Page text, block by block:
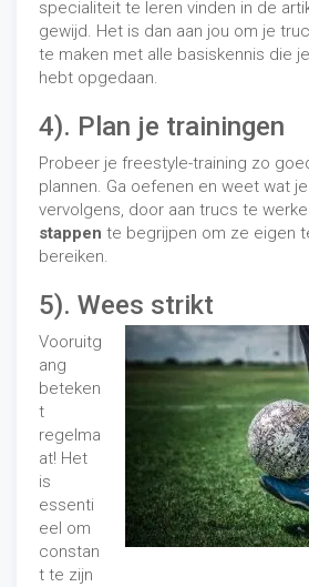
specialiteit te leren vinden in de
gewijd. Het is dan aan jou om je
te maken met alle basiskennis die
hebt opgedaan.
4). Plan je trainingen
Probeer je freestyle-training zo
plannen. Ga oefenen en weet wat
vervolgens, door aan trucs te
stappen te begrijpen om ze eigen
bereiken.
5). Wees strikt
Vooruitg
ang
beteken
t
regelma
at! Het
is
essenti
eel om
constan
t te zijn